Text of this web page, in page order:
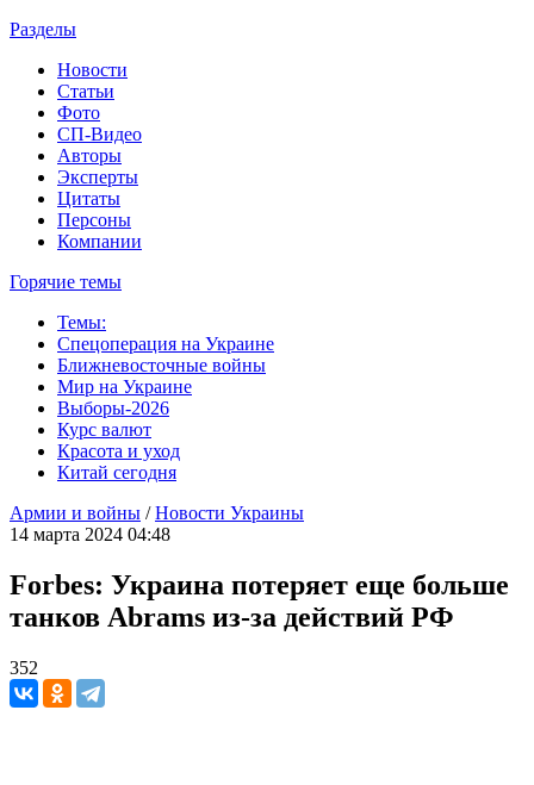
Разделы
Новости
Статьи
Фото
СП-Видео
Авторы
Эксперты
Цитаты
Персоны
Компании
Горячие темы
Темы:
Спецоперация на Украине
Ближневосточные войны
Мир на Украине
Выборы-2026
Курс валют
Красота и уход
Китай сегодня
Армии и войны /Новости Украины
14 марта 2024 04:48
Forbes: Украина потеряет еще больше
танков Abrams из-за действий РФ
352